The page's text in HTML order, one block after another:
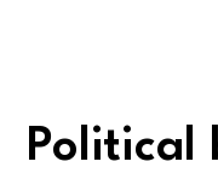
Political